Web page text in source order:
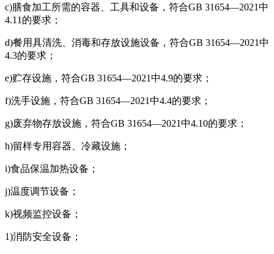
c)膳食加工所需的容器、工具和设备，符合GB 31654—2021中
4.11的要求；
d)餐用具清洗、消毒和存放设施设备，符合GB 31654—2021中
4.3的要求；
e)贮存设施，符合GB 31654—2021中4.9的要求；
f)洗手设施，符合GB 31654—2021中4.4的要求；
g)废弃物存放设施，符合GB 31654—2021中4.10的要求；
h)留样专用容器、冷藏设施；
i)食品保温加热设备；
j)温度调节设备；
k)视频监控设备；
1)消防安全设备；